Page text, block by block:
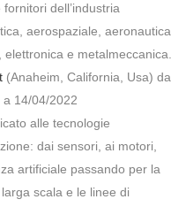
dell’industria
aerospaziale, aeronautica,
elettronica e metalmeccanica.
(Anaheim, California, Usa) da
14/04/2022
alle tecnologie
dai sensori, ai motori,
artificiale passando per la
scala e le linee di